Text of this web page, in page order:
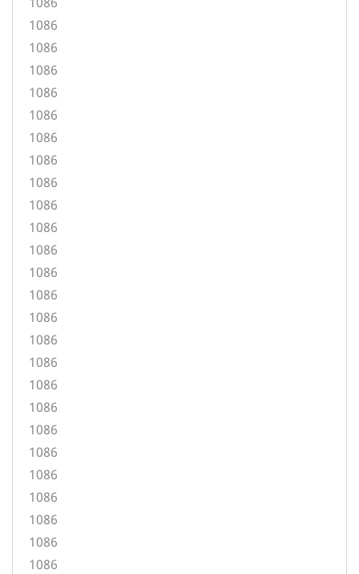
1086
1086
1086
1086
1086
1086
1086
1086
1086
1086
1086
1086
1086
1086
1086
1086
1086
1086
1086
1086
1086
1086
1086
1086
1086